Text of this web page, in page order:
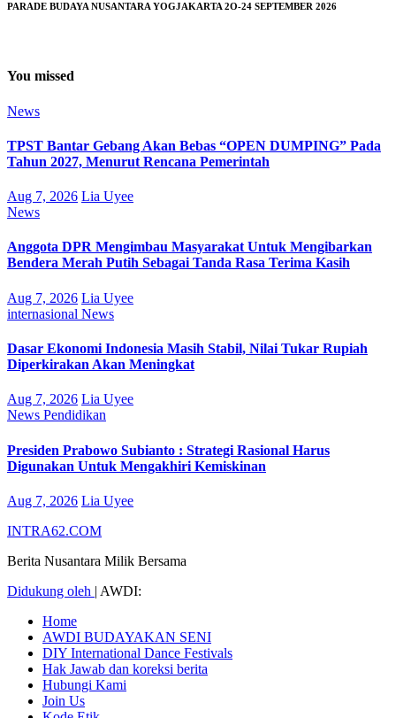
PARADE BUDAYA NUSANTARA YOGJAKARTA 2O-24 SEPTEMBER 2026
You missed
News
TPST Bantar Gebang Akan Bebas “OPEN DUMPING” Pada
Tahun 2027, Menurut Rencana Pemerintah
Aug 7, 2026 Lia Uyee
News
Anggota DPR Mengimbau Masyarakat Untuk Mengibarkan
Bendera Merah Putih Sebagai Tanda Rasa Terima Kasih
Aug 7, 2026 Lia Uyee
internasional News
Dasar Ekonomi Indonesia Masih Stabil, Nilai Tukar Rupiah
Diperkirakan Akan Meningkat
Aug 7, 2026 Lia Uyee
News Pendidikan
Presiden Prabowo Subianto : Strategi Rasional Harus
Digunakan Untuk Mengakhiri Kemiskinan
Aug 7, 2026 Lia Uyee
INTRA62.COM
Berita Nusantara Milik Bersama
Didukung oleh | AWDI:
Home
AWDI BUDAYAKAN SENI
DIY International Dance Festivals
Hak Jawab dan koreksi berita
Hubungi Kami
Join Us